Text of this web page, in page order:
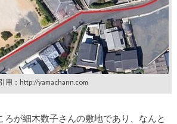
用：http://yamachann.com
ろが細木数子さんの敷地であり、なんと